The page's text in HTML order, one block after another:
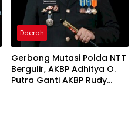
Daerah
Gerbong Mutasi Polda NTT
Bergulir, AKBP Adhitya O.
Putra Ganti AKBP Rudy